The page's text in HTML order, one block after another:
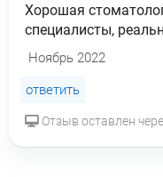
Хорошая
специалисты,
Ноябрь 2022
ответить
Отзыв оставлен